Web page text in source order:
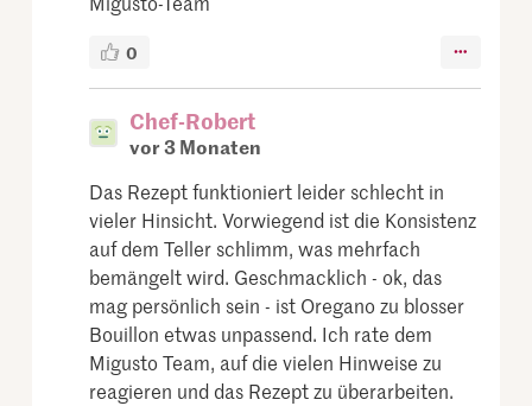
0
Chef-Robert
vor 3 Monaten
Das Rezept funktioniert leider schlecht in
vieler Hinsicht. Vorwiegend ist die Konsistenz
auf dem Teller schlimm, was mehrfach
bemängelt wird. Geschmacklich - ok, das
mag persönlich sein - ist Oregano zu blosser
Bouillon etwas unpassend. Ich rate dem
Migusto Team, auf die vielen Hinweise zu
reagieren und das Rezept zu überarbeiten.